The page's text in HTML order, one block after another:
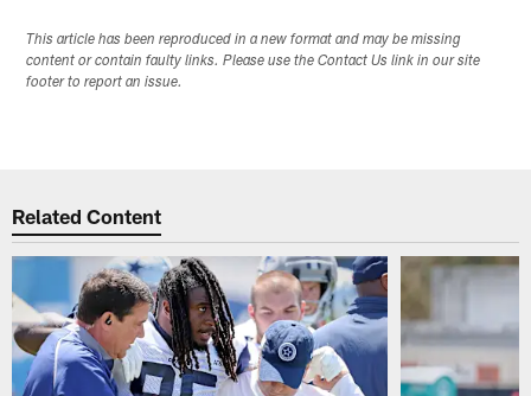
This article has been reproduced in a new format and may be missing
content or contain faulty links. Please use the Contact Us link in our site
footer to report an issue.
Related Content